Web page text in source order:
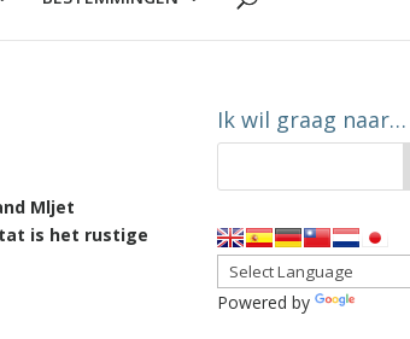
Mljet
is het rustige
Ik wil graag naar…
Powered by